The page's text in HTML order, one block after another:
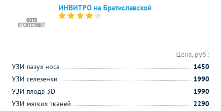
ИНВИТРО на Братиславской
Цена, руб.:
УЗИ пазух носа
1450
УЗИ селезенки
1990
УЗИ плода 3D
1990
УЗИ мягких тканей
2290